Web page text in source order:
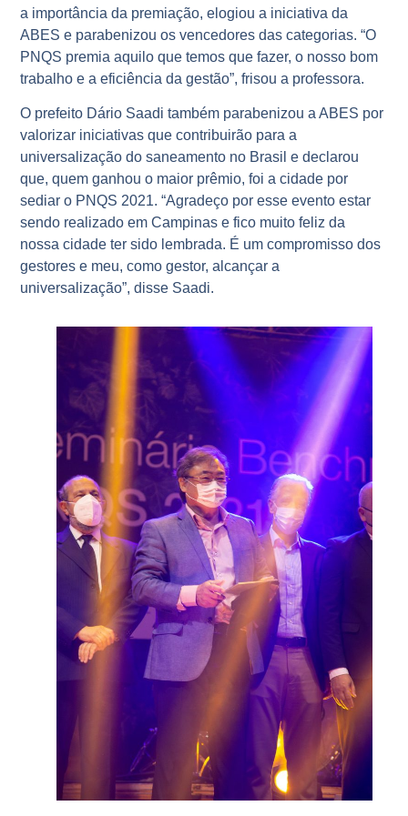
a importância da premiação, elogiou a iniciativa da
ABES e parabenizou os vencedores das categorias. “O
PNQS premia aquilo que temos que fazer, o nosso bom
trabalho e a eficiência da gestão”, frisou a professora.
O prefeito Dário Saadi também parabenizou a ABES por
valorizar iniciativas que contribuirão para a
universalização do saneamento no Brasil e declarou
que, quem ganhou o maior prêmio, foi a cidade por
sediar o PNQS 2021. “Agradeço por esse evento estar
sendo realizado em Campinas e fico muito feliz da
nossa cidade ter sido lembrada. É um compromisso dos
gestores e meu, como gestor, alcançar a
universalização”, disse Saadi.